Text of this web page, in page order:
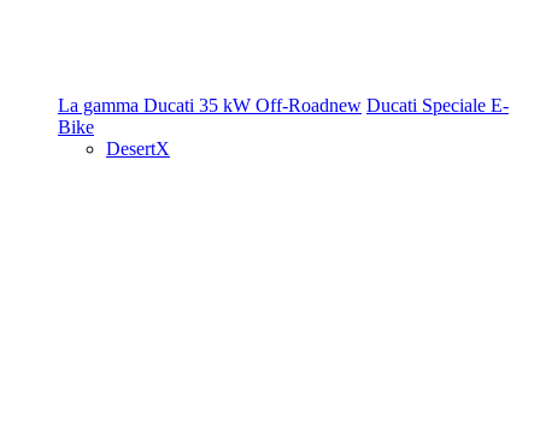
La gamma Ducati 35 kW Off-Roadnew Ducati Speciale E-
Bike
DesertX